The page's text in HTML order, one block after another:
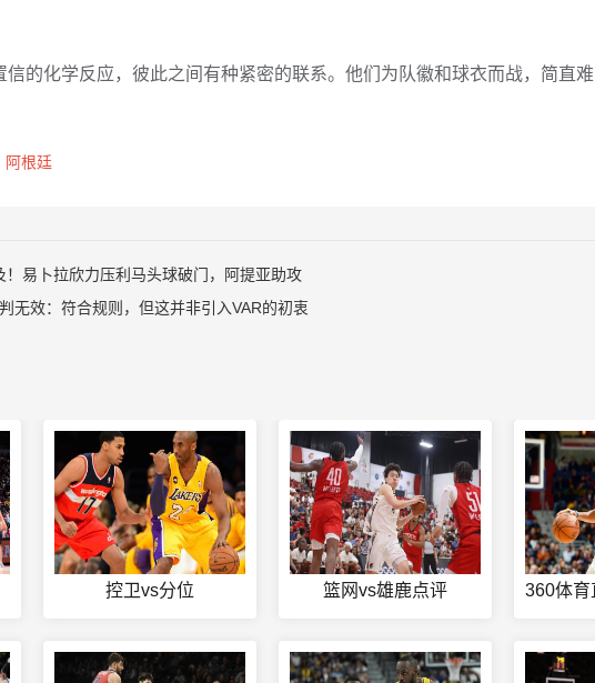
信的化学反应，彼此之间有种紧密的联系。他们为队徽和球衣而战，简直难
阿根廷
！易卜拉欣力压利马头球破门，阿提亚助攻
无效：符合规则，但这并非引入VAR的初衷
控卫vs分位 篮网vs雄鹿点评